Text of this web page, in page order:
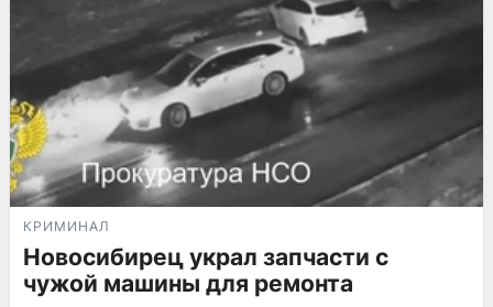
КРИМИНАЛ
Новосибирец украл запчасти с
чужой машины для ремонта